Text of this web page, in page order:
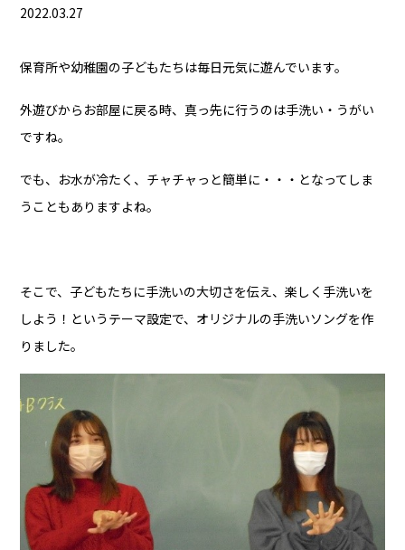
2022.03.27
保育所や幼稚園の子どもたちは毎日元気に遊んでいます。
外遊びからお部屋に戻る時、真っ先に行うのは手洗い・うがい
ですね。
でも、お水が冷たく、チャチャっと簡単に・・・となってしま
うこともありますよね。
そこで、子どもたちに手洗いの大切さを伝え、楽しく手洗いを
しよう！というテーマ設定で、オリジナルの手洗いソングを作
りました。